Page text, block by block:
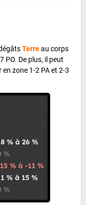
Terreau corps
PO. De plus, il peut
zone 1-2 PA et 2-3